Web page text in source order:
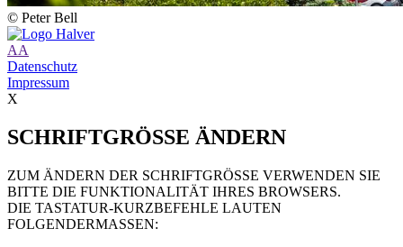
© Peter Bell
AA
Datenschutz
Impressum
X
SCHRIFTGRÖSSE ÄNDERN
ZUM ÄNDERN DER SCHRIFTGRÖSSE VERWENDEN SIE
BITTE DIE FUNKTIONALITÄT IHRES BROWSERS.
DIE TASTATUR-KURZBEFEHLE LAUTEN
FOLGENDERMASSEN: